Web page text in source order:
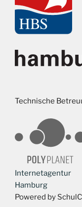
Technische
Internetagentur
Hamburg
Powered by